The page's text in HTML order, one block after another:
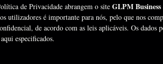
de Privacidade abrangem o site GLPM Business
utilizadores é importante para nós, pelo que nos
de acordo com as leis aplicáveis. Os dados
especificados.